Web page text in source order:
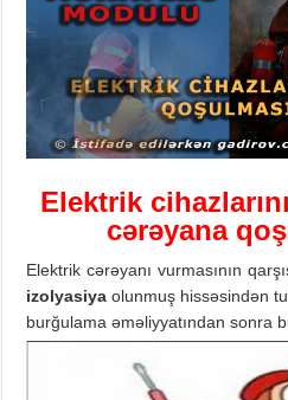
Elektrik
cərəyana
Elektrik cərəyanı vurmasının
izolyasiya olunmuş hissəsindən
burğulama əməliyyatından sonra